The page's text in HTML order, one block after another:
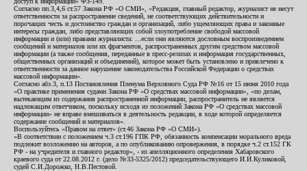
Согласно пп.3,4,6 ст.57 Закона РФ «О СМИ», «Редакция, главный редактор, журналист не несут
ответственности за распространение сведений, не соответствующих действительности и
порочащих честь и достоинство граждан и организаций, либо ущемляющих права и законные
интересы граждан, либо представляющих собой злоупотребление свободой массовой
информации и (или) правами журналиста: ...если они являются дословным воспроизведением
сообщений и материалов или их фрагментов, распространенных другим средством массовой
информации (а также сообщения, переданные в пресс-релизах и информация государственных,
общественных организаций и объединений), которое может быть установлено и привлечено к
ответственности за данное нарушение законодательства Российской Федерации о средствах
массовой информации».
Согласно абз.3, п.13 Постановления Пленума Верховного Суда РФ №16 от 15 июня 2010 года
«О практике применения судами Закона РФ «О средствах массовой информации», «по делам,
вытекающим из содержания распространенной информации, распространитель не является
надлежащим ответчиком, поскольку исходя из положений Закона РФ «О средствах массовой
информации» не вправе вмешиваться в деятельность редакции, в ходе которой определяется
содержание сообщений и материалов».
Воспользуйтесь «Правом на ответ» (ст.46 Закона РФ «О СМИ»).
«В соответствии с положением ч.3 ст.196 ГПК РФ, обязанность компенсации морального вреда
подлежит возложению на авторов, а по опубликованию опровержения, в порядке ч.2 ст.152 ГК
РФ - на учредителя и главного редактор», - из апелляционного определения Хабаровского
краевого суда от 22.08.2012 г. (дело №33-5325/2012) председательствующего И.И.Куликовой,
судей С.И.Дорожко, Н.В.Пестовой.